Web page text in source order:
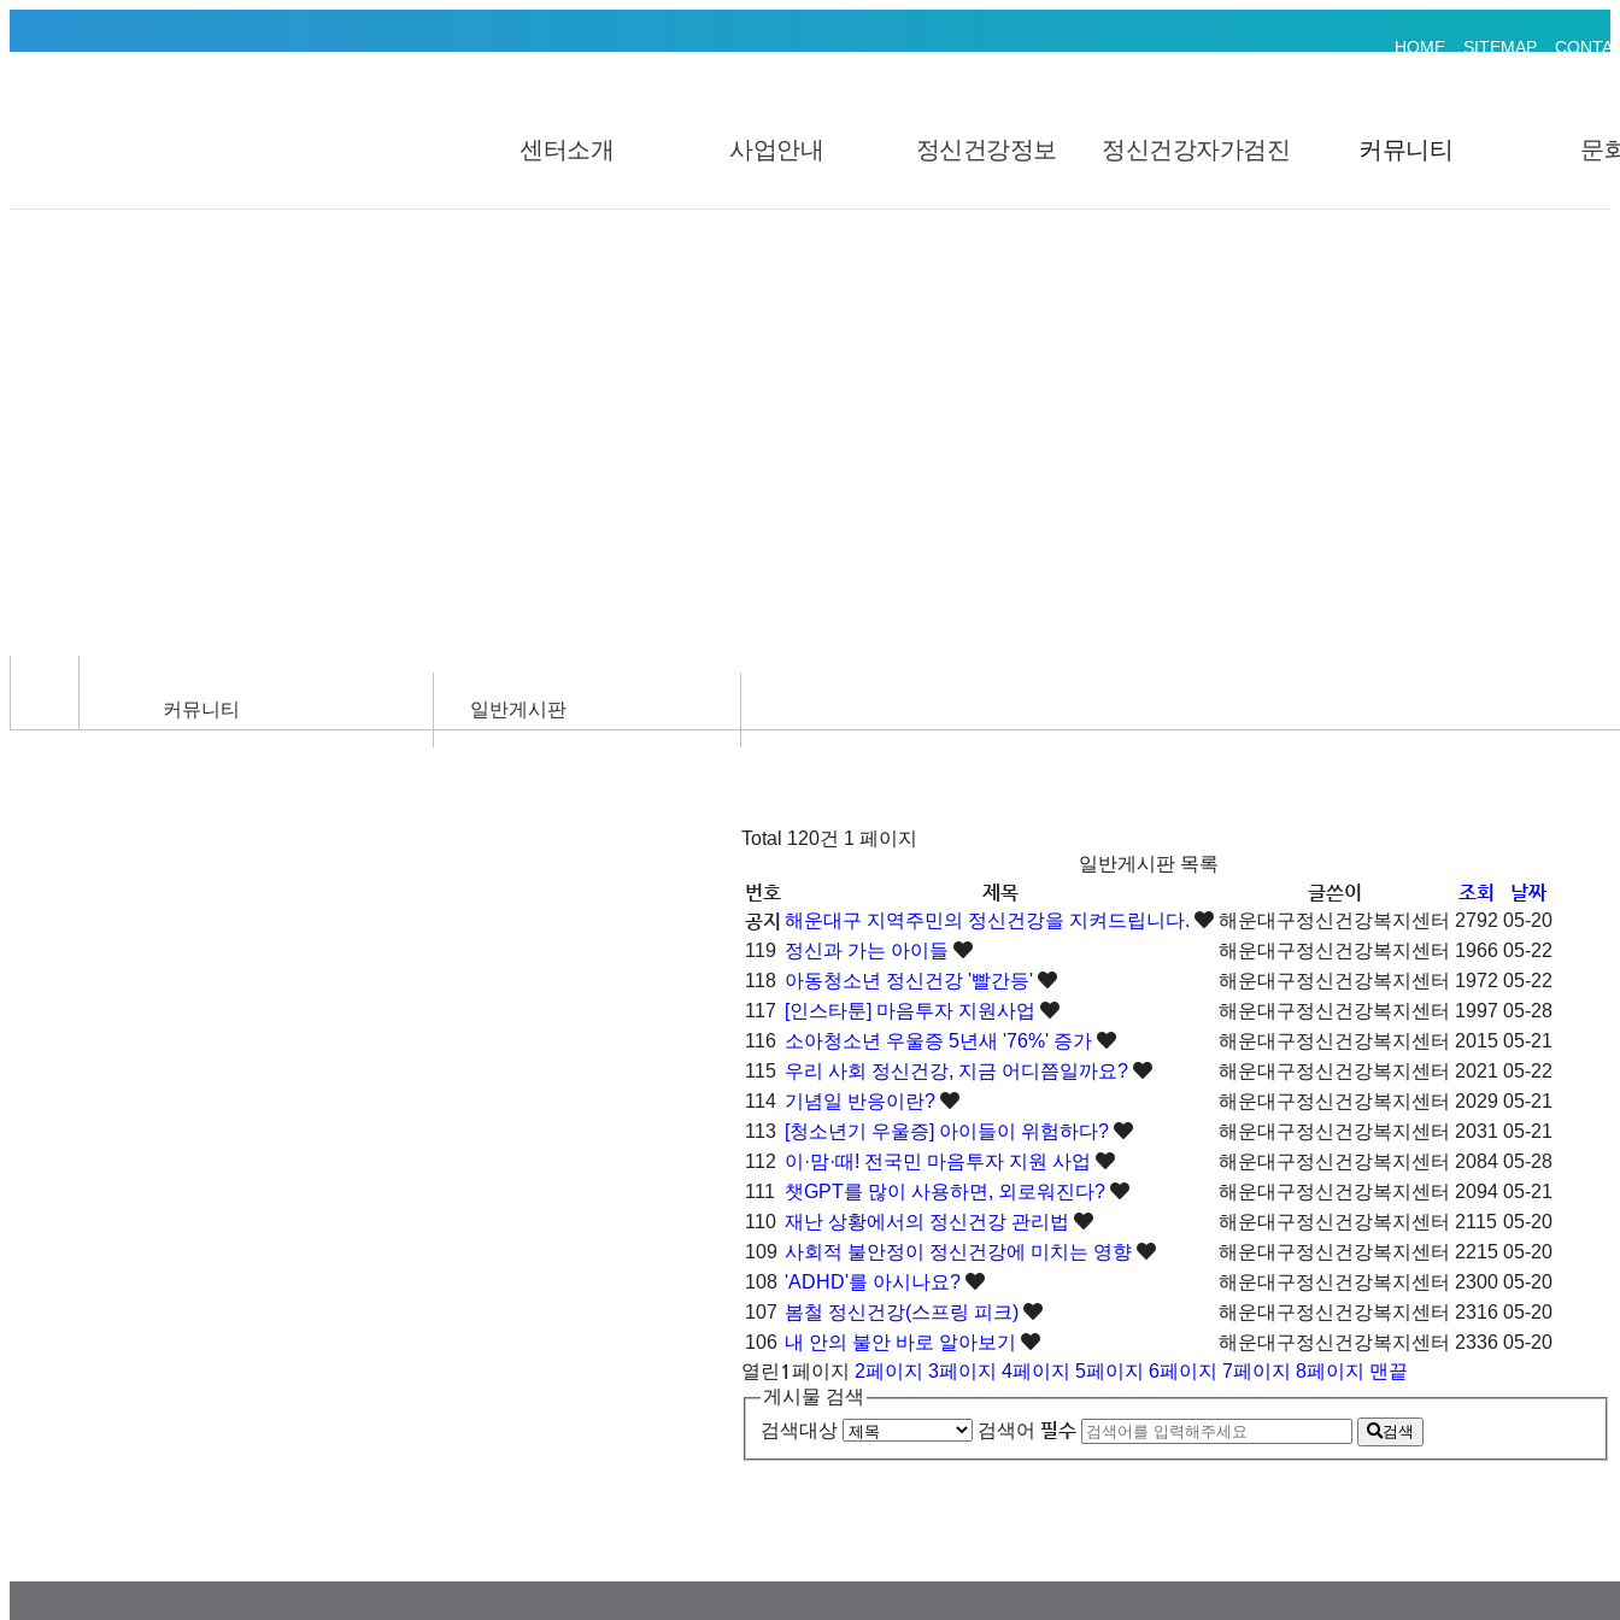
HOME SITEMAP
센터소개 사업안내 정신건강정보 정신건강자가검진 커뮤니티 문
커뮤니티 일반게시판
Total 120건 1 페이지
일반게시판 목록
번호 제목 글쓴이 조회
날짜
공지 해운대구 지역주민의 정신건강을 지켜드립니다. 해운대구정신건강복지센터 2792 05-20
119 정신과 가는 아이들 해운대구정신건강복지센터 1966 05-22
118 아동청소년 정신건강 '빨간등' 해운대구정신건강복지센터 1972 05-22
117 [인스타툰] 마음투자 지원사업 해운대구정신건강복지센터 1997 05-28
116 소아청소년 우울증 5년새 '76%' 증가 해운대구정신건강복지센터 2015 05-21
115 우리 사회 정신건강, 지금 어디쯤일까요? 해운대구정신건강복지센터 2021 05-22
114 기념일 반응이란? 해운대구정신건강복지센터 2029 05-21
113 [청소년기 우울증] 아이들이 위험하다? 해운대구정신건강복지센터 2031 05-21
112 이·맘·때! 전국민 마음투자 지원 사업 해운대구정신건강복지센터 2084 05-28
111 챗GPT를 많이 사용하면, 외로워진다? 해운대구정신건강복지센터 2094 05-21
110 재난 상황에서의 정신건강 관리법 해운대구정신건강복지센터 2115 05-20
109 사회적 불안정이 정신건강에 미치는 영향 해운대구정신건강복지센터 2215 05-20
108 'ADHD'를 아시나요? 해운대구정신건강복지센터 2300 05-20
107 봄철 정신건강(스프링 피크) 해운대구정신건강복지센터 2316 05-20
106 내 안의 불안 바로 알아보기 해운대구정신건강복지센터 2336 05-20
열린 1 페이지 2페이지 3페이지 4페이지 5페이지 6페이지 7페이지 8페이지
맨끝
게시물 검색
검색대상
검색어 필수 검색